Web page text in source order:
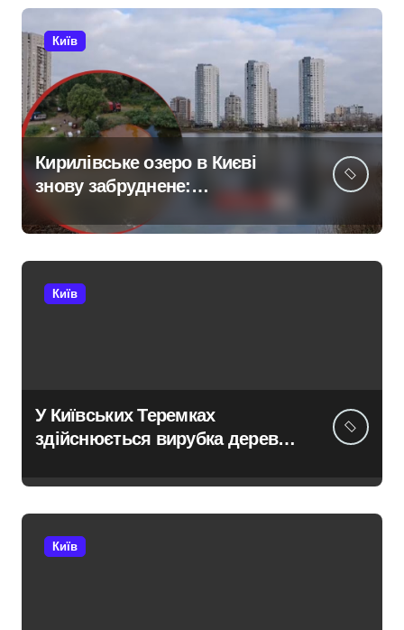
Київ
Кирилівське озеро в Києві
знову забруднене:
нафтопродукти потрапили у
водойму після російської
атаки 8 серпня
Київ
У Київських Теремках
здійснюється вирубка дерев
переданої британськими
партнерами для ЗСУ
Київ